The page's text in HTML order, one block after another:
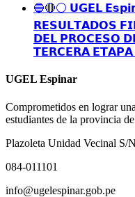
🔵🔴⚪️ 𝗨𝗚𝗘𝗟
𝗥𝗘𝗦𝗨𝗟𝗧𝗔𝗗𝗢𝗦
𝗗𝗘𝗟 𝗣𝗥𝗢𝗖𝗘𝗦𝗢
𝗧𝗘𝗥𝗖𝗘𝗥𝗔 𝗘𝗧𝗔𝗣𝗔
UGEL Espinar
Comprometidos en lograr
estudiantes de la provincia
Plazoleta Unidad Vecinal S/
084-011101
info@ugelespinar.gob.pe